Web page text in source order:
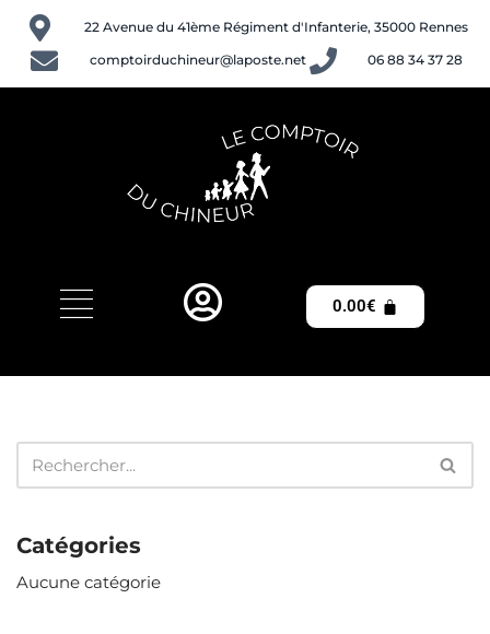
Aller
au
22 Avenue du 41ème Régiment d'Infanterie, 35000 Rennes
comptoirduchineur@laposte.net
06 88 34 37 28
0.00€
Catégories
Aucune catégorie